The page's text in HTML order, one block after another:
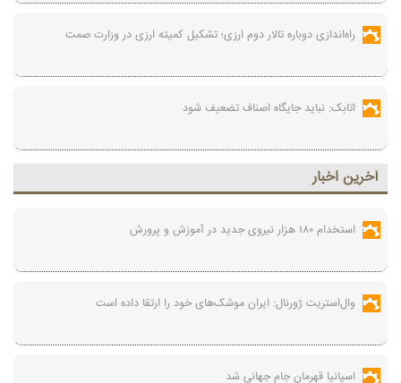
راه‌اندازی دوباره تالار دوم ارزی؛ تشکیل کمیته ارزی در وزارت صمت
اتابک: نباید جایگاه اصناف تضعیف شود
آخرين اخبار
استخدام ۱۸۰ هزار نیروی جدید در آموزش‌ و پرورش
وال‌استریت ژورنال: ایران موشک‌های خود را ارتقا داده است
اسپانیا قهرمان جام جهانی شد